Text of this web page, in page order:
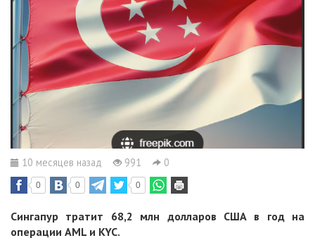
10 месяцев назад 991 0
0 0 0
Сингапур тратит 68,2 млн долларов США в год на
операции AML и KYC.